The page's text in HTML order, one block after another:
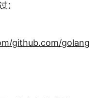
：
github.com/golang